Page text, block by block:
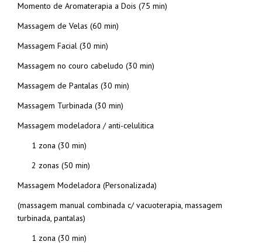
Momento de Aromaterapia a Dois (75 min)
Massagem de Velas (60 min)
Massagem Facial (30 min)
Massagem no couro cabeludo (30 min)
Massagem de Pantalas (30 min)
Massagem Turbinada (30 min)
Massagem modeladora / anti-celulitica
1 zona (30 min)
2 zonas (50 min)
Massagem Modeladora (Personalizada)
(massagem manual combinada c/ vacuoterapia, massagem
turbinada, pantalas)
1 zona (30 min)